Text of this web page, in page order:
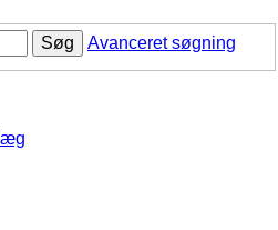
Søg Avanceret søgning